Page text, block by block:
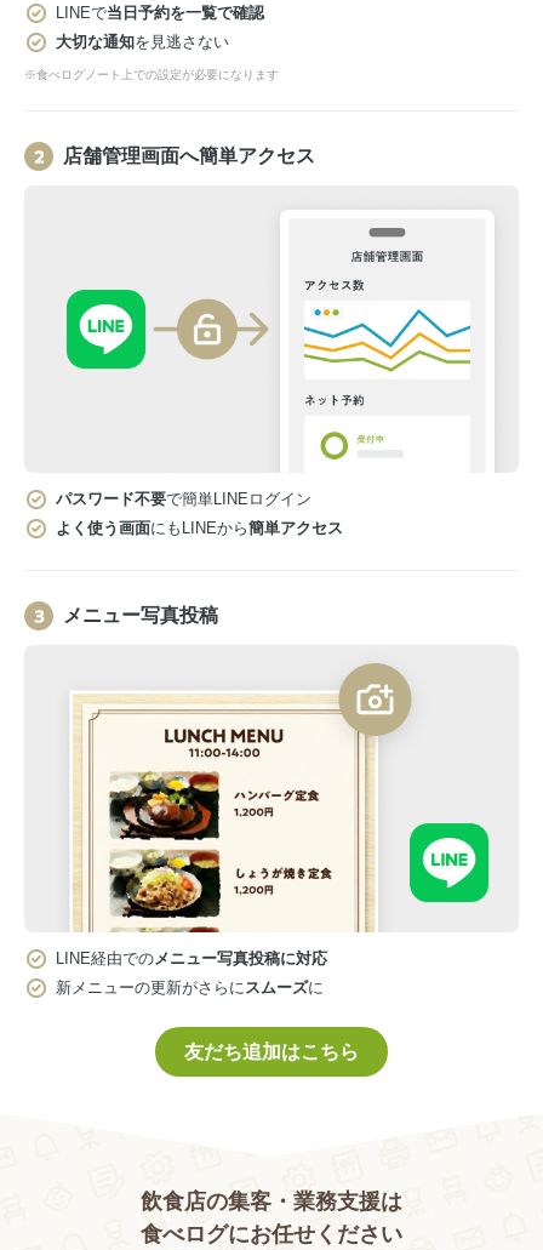
LINEで当日予約を一覧で確認
大切な通知を見逃さない
※食べログノート上での設定が必要になります
店舗管理画面へ簡単アクセス
パスワード不要で簡単LINEログイン
よく使う画面にもLINEから簡単アクセス
メニュー写真投稿
LINE経由でのメニュー写真投稿に対応
新メニューの更新がさらにスムーズに
友だち追加はこちら
飲食店の集客・業務支援は
食べログにお任せください